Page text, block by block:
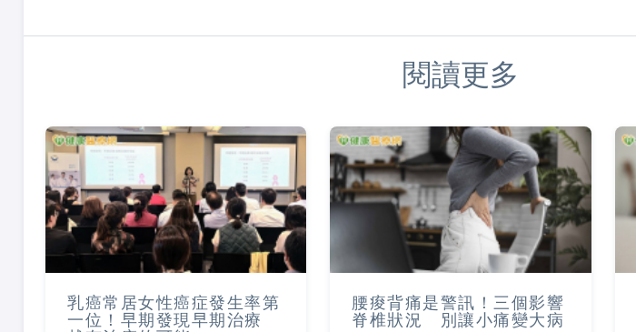
閱讀更多
乳癌常居女性癌症發生率第
一位！早期發現早期治療
腰痠背痛是警訊！三個影響
脊椎狀況 別讓小痛變大病